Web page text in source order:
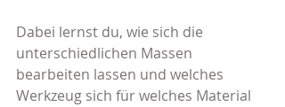
Dabei lernst du, wie sich die
unterschiedlichen Massen
bearbeiten lassen und welches
Werkzeug sich für welches Material